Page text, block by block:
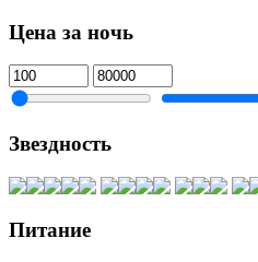
Цена за ночь
Звездность
Питание